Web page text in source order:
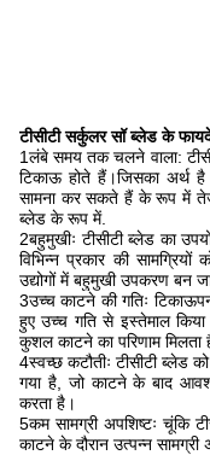
टीसीटी सर्कुलर सॉ ब्लेड के
1लंबे समय तक चलने वाला:
टिकाऊ होते हैं।जिसका अर्थ
सामना कर सकते हैं के रूप में
ब्लेड के रूप में.
2बहुमुखीः टीसीटी ब्लेड का
विभिन्न प्रकार की
उद्योगों में बहुमुखी उपकरण बन
3उच्च काटने की गतिः
हुए उच्च गति से इस्तेमाल
कुशल काटने का परिणाम मिलता
4स्वच्छ कटौतीः टीसीटी ब्लेड
गया है, जो काटने के बाद
करता है।
5कम सामग्री अपशिष्टः चूंकि
काटने के दौरान उत्पन्न